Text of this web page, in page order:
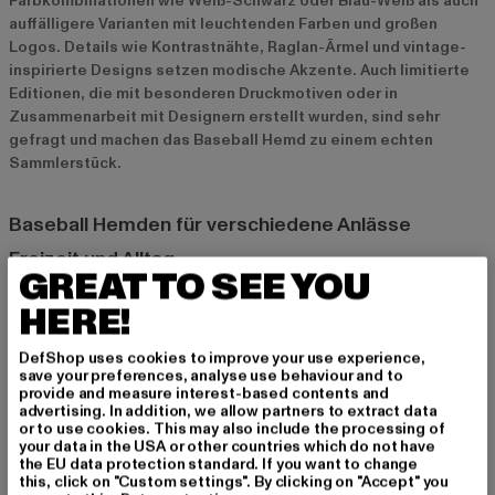
auffälligere Varianten mit leuchtenden Farben und großen
Logos. Details wie Kontrastnähte, Raglan-Ärmel und vintage-
inspirierte Designs setzen modische Akzente. Auch limitierte
Editionen, die mit besonderen Druckmotiven oder in
Zusammenarbeit mit Designern erstellt wurden, sind sehr
gefragt und machen das Baseball Hemd zu einem echten
Sammlerstück.
Baseball Hemden für verschiedene Anlässe
Freizeit und Alltag
Für den Alltag ist das Baseball Hemd die perfekte Wahl. Es
bietet Komfort und Stil in einem und lässt sich leicht mit Jeans,
Shorts oder Jogginghosen kombinieren. Ob beim Einkaufen, im
Café oder beim Spaziergang – mit einem Baseball Hemd bist du
immer gut angezogen.
Streetwear und urbaner Style
In der Streetwear-Szene ist das Baseball Hemd ein echtes
GREAT TO SEE YOU
HERE!
DefShop uses cookies to improve your use experience,
save your preferences, analyse use behaviour and to
provide and measure interest-based contents and
advertising. In addition, we allow partners to extract data
or to use cookies. This may also include the processing of
your data in the USA or other countries which do not have
the EU data protection standard. If you want to change
this, click on "Custom settings". By clicking on "Accept" you